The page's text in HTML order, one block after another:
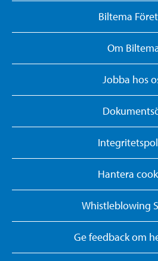
Biltema
Om
Jobba hos
Hantera
Whistleblowing
Ge feedback om